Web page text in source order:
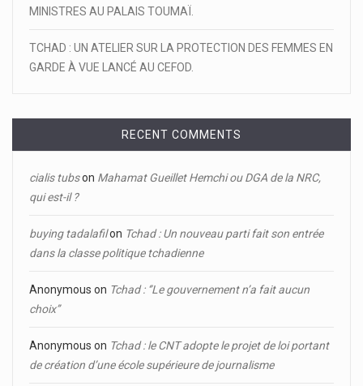
MINISTRES AU PALAIS TOUMAÏ.
TCHAD : UN ATELIER SUR LA PROTECTION DES FEMMES EN
GARDE À VUE LANCÉ AU CEFOD.
RECENT COMMENTS
cialis tubson Mahamat Gueillet Hemchi ou DGA de la NRC,
qui est-il ?
buying tadalafilon Tchad : Un nouveau parti fait son entrée
dans la classe politique tchadienne
Anonymous on Tchad : ‘’Le gouvernement n’a fait aucun
choix’’
Anonymous on Tchad : le CNT adopte le projet de loi portant
de création d’une école supérieure de journalisme